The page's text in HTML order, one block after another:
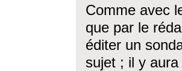
Comme avec
que par le
éditer un
sujet ; il y